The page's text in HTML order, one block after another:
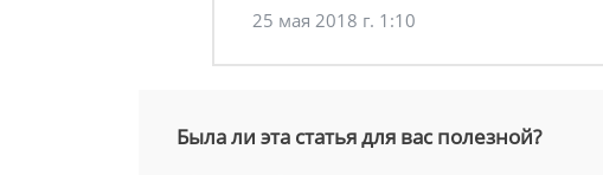
25 мая 2018 г. 1:10
Была ли эта статья для вас полезной?